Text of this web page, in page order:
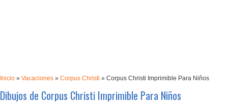
Inicio » Vacaciones » Corpus Christi » Corpus Christi Imprimible Para Niños
Dibujos de Corpus Christi Imprimible Para Niños